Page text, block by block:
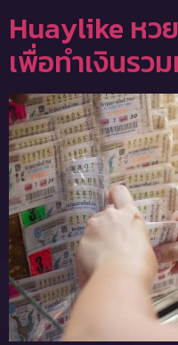
Huaylike หว
เพื่อทำเงินรว